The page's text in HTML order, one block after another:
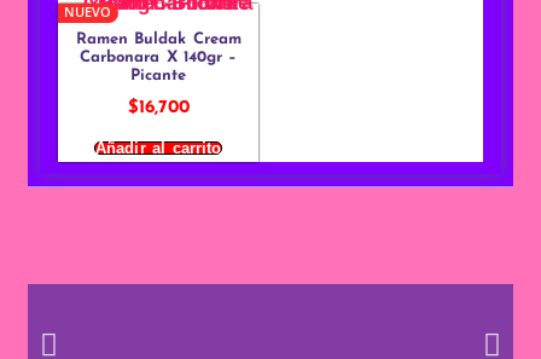
NUEVO
Ramen Buldak Cream
Carbonara X 140gr –
Picante
$16,700
Añadir al carrito